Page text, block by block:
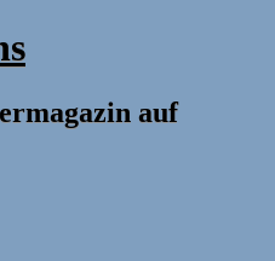
auf